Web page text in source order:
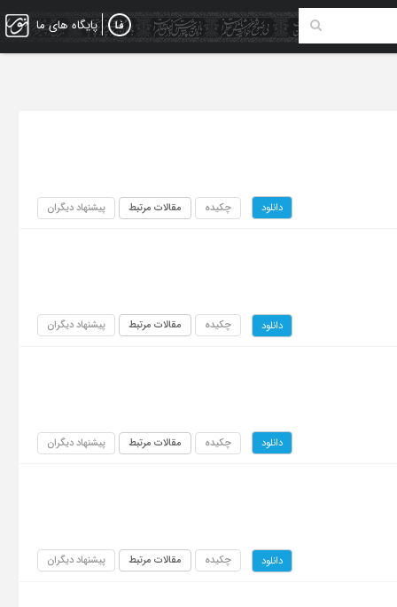
پایگاه های ما
دانلود چکیده مقالات مرتبط پیشنهاد دیگران
دانلود چکیده مقالات مرتبط پیشنهاد دیگران
دانلود چکیده مقالات مرتبط پیشنهاد دیگران
دانلود چکیده مقالات مرتبط پیشنهاد دیگران